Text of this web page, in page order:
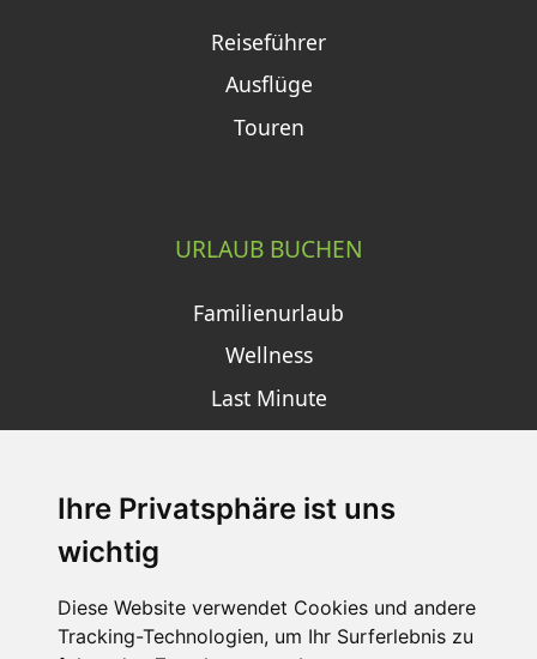
Ihre Privatsphäre ist uns
wichtig
Diese Website verwendet Cookies und andere
Tracking-Technologien, um Ihr Surferlebnis zu
Reiseführer
Ausflüge
Touren
URLAUB BUCHEN
Familienurlaub
Wellness
Last Minute
SCHNEEHÖHEN SKI APP
Die Schneehoehen Ski APP für iOS und Android - Ein
Muss für alle Wintersportler und Schneefreaks!